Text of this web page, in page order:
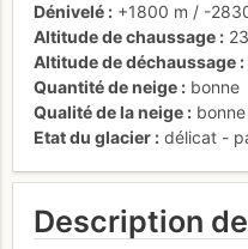
Dénivelé
+1800 m / -
Altitude de chaussage
Altitude de déchaussage
Quantité de neige
bonne
Qualité de la neige
bonne
Etat du glacier
délicat -
Description